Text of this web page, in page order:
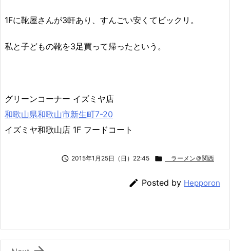
1Fに靴屋さんが3軒あり、すんごい安くてビックリ。
私と子どもの靴を3足買って帰ったという。
グリーンコーナー イズミヤ店
和歌山県和歌山市新生町7-20
イズミヤ和歌山店 1F フードコート
 2015年1月25日（日）22:45  ラーメン＠関西
 Posted by Hepporon